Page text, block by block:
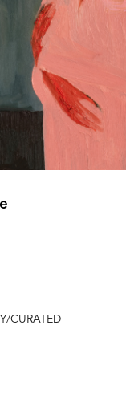
CURATED